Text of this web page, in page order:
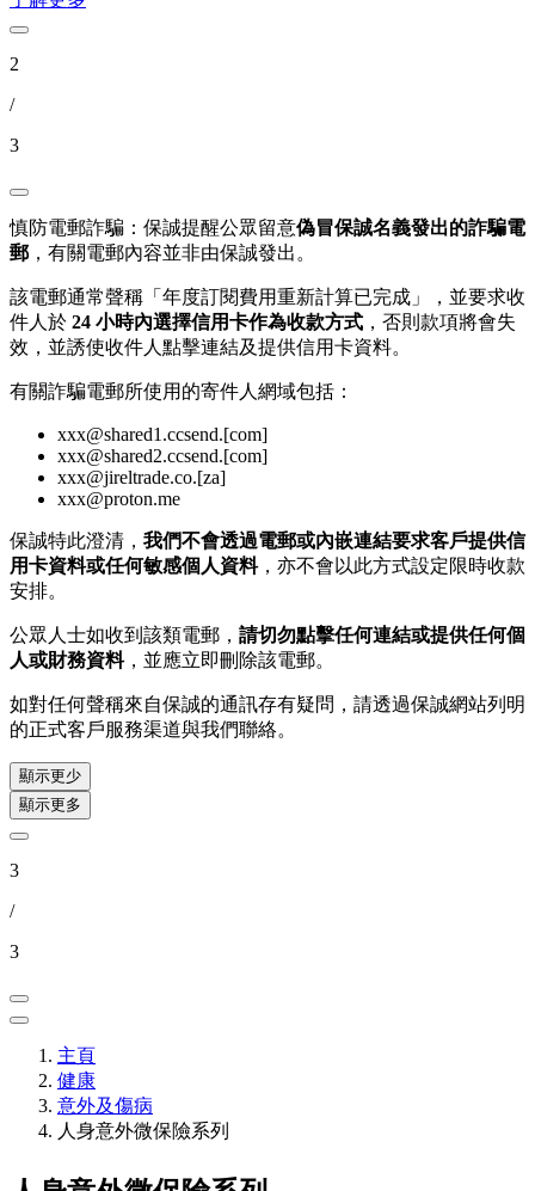
2
/
3
慎防電郵詐騙：保誠提醒公眾留意偽冒保誠名義發出的詐騙電
郵 ，有關電郵內容並非由保誠發出。
該電郵通常聲稱「年度訂閱費用重新計算已完成」，並要求收
件人於 24 小時內選擇信用卡作為收款方式 ，否則款項將會失
效，並誘使收件人點擊連結及提供信用卡資料。
有關詐騙電郵所使用的寄件人網域包括：
xxx@shared1.ccsend.[com]
xxx@shared2.ccsend.[com]
xxx@jireltrade.co.[za]
xxx@proton.me
保誠特此澄清， 我們不會透過電郵或內嵌連結要求客戶提供信
用卡資料或任何敏感個人資料，亦不會以此方式設定限時收款
安排。
公眾人士如收到該類電郵， 請切勿點擊任何連結或提供任何個
人或財務資料，並應立即刪除該電郵。
如對任何聲稱來自保誠的通訊存有疑問，請透過保誠網站列明
的正式客戶服務渠道與我們聯絡。
顯示更少
顯示更多
3
/
3
主頁
健康
意外及傷病
人身意外微保險系列